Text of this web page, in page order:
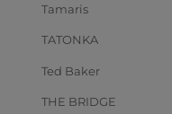
Tamaris
TATONKA
Ted Baker
THE BRIDGE